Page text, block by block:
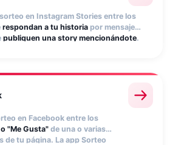
en Instagram Stories entre los
respondan a tu historia por mensaje
publiquen una story mencionándote.
en Facebook entre los
"Me Gusta" de una o varias
de tu página. La app Sorteo